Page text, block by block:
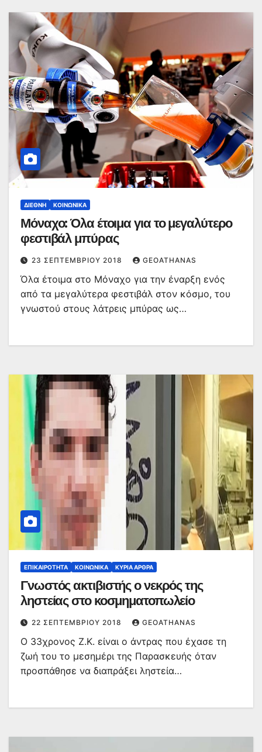
ΔΙΕΘΝΉ ΚΟΙΝΩΝΙΚΆ
Μόναχο: Όλα έτοιμα για το μεγαλύτερο
φεστιβάλ μπύρας
23 ΣΕΠΤΕΜΒΡΊΟΥ 2018 GEOATHANAS
Όλα έτοιμα στο Μόναχο για την έναρξη ενός
από τα μεγαλύτερα φεστιβάλ στον κόσμο, του
γνωστού στους λάτρεις μπύρας ως…
ΕΠΙΚΑΙΡΌΤΗΤΑ ΚΟΙΝΩΝΙΚΆ ΚΥΡΙΑ ΑΡΘΡΑ
Γνωστός ακτιβιστής ο νεκρός της
ληστείας στο κοσμηματοπωλείο
22 ΣΕΠΤΕΜΒΡΊΟΥ 2018 GEOATHANAS
Ο 33χρονος Ζ.Κ. είναι ο άντρας που έχασε τη
ζωή του το μεσημέρι της Παρασκευής όταν
προσπάθησε να διαπράξει ληστεία…